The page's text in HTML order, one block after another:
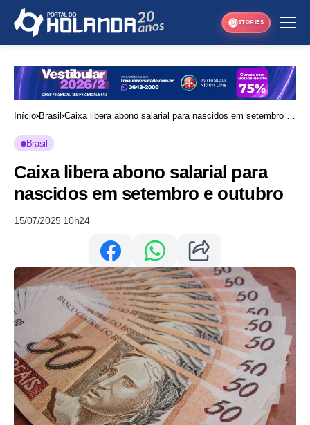
STORIES
Início Brasil Caixa libera abono salarial para nascidos em setembro e
Brasil
Caixa libera abono salarial para
nascidos em setembro e outubro
15/07/2025 10h24